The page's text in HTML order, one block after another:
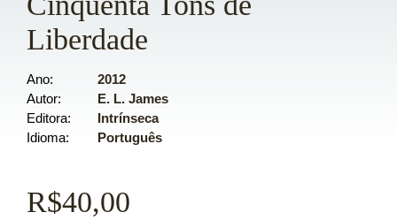
Liberdade
Ano
2012
Autor
E. L. James
Editora
Intrínseca
Idioma
Português
R$40,00